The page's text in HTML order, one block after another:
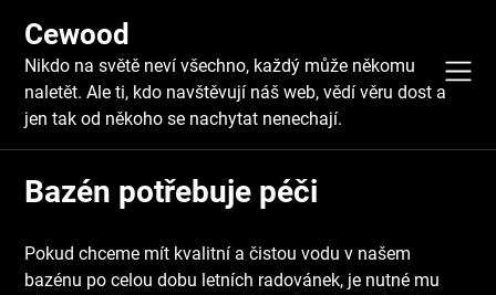
content
Cewood
Nikdo na světě neví všechno, každý může někomu
naletět. Ale ti, kdo navštěvují náš web, vědí věru dost a
jen tak od někoho se nachytat nenechají.
Bazén potřebuje péči
Pokud chceme mít kvalitní a čistou vodu v našem
bazénu po celou dobu letních radovánek, je nutné mu